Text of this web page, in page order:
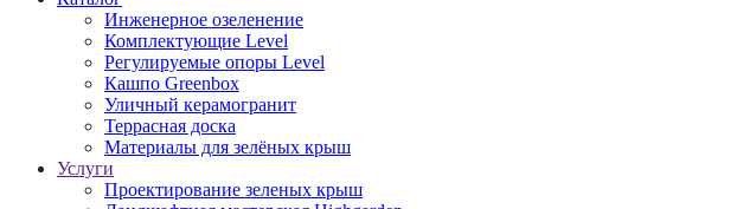
Инженерное озеленение
Комплектующие Level
Регулируемые опоры Level
Кашпо Greenbox
Уличный керамогранит
Террасная доска
Материалы для зелёных крыш
Услуги
Проектирование зеленых крыш